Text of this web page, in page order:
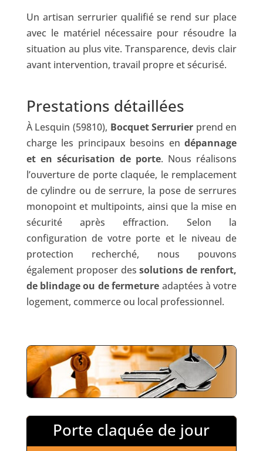
Un artisan serrurier qualifié se rend sur place
avec le matériel nécessaire pour résoudre la
situation au plus vite. Transparence, devis clair
avant intervention, travail propre et sécurisé.
Prestations détaillées
À Lesquin (59810), Bocquet Serrurier prend en
charge les principaux besoins endépannage
et en sécurisation de porte. Nous réalisons
l’ouverture de porte claquée, le remplacement
de cylindre ou de serrure, la pose de serrures
monopoint et multipoints, ainsi que la mise en
sécurité après effraction. Selon la
configuration de votre porte et le niveau de
protection recherché, nous pouvons
également proposer dessolutions de renfort,
de blindage ou de fermeture adaptées à votre
logement, commerce ou local professionnel.
Porte claquée de jour